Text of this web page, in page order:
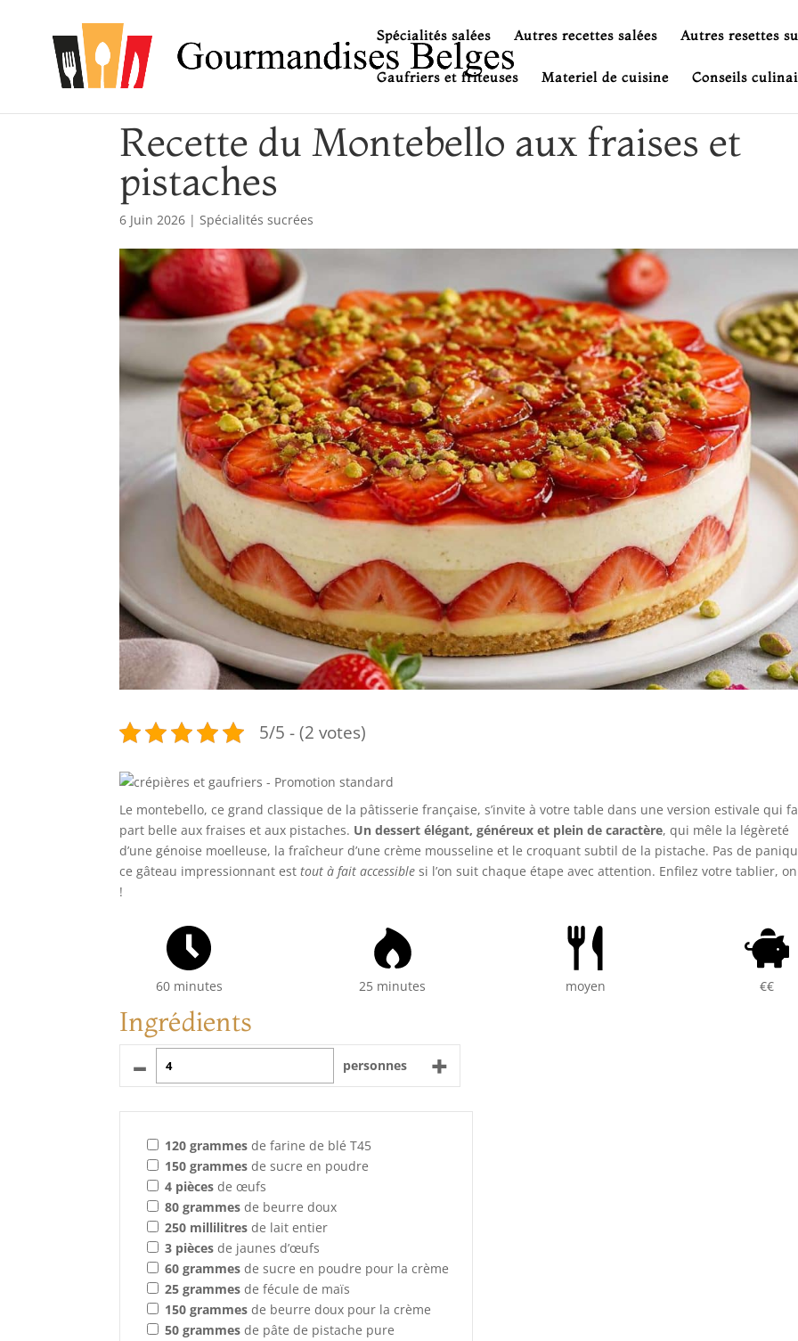
Spécialités salées Autres recettes salées Autres resettes
Gaufriers et friteuses Materiel de cuisine Conseils
Recette du Montebello aux fraises et
pistaches
6 Juin 2026 |Spécialités sucrées
5/5 - (2 votes)
Le montebello, ce grand classique de la pâtisserie française, s’invite à votre table dans une version estivale qui
part belle aux fraises et aux pistaches. Un dessert élégant, généreux et plein de caractère, qui mêle la légèreté
d’une génoise moelleuse, la fraîcheur d’une crème mousseline et le croquant subtil de la pistache. Pas de
ce gâteau impressionnant esttout à fait accessible si l’on suit chaque étape avec attention. Enfilez votre tablier,
!
60 minutes 25 minutes moyen €€
Ingrédients
– personnes +
120 grammes de farine de blé T45
150 grammes de sucre en poudre
4 pièces de œufs
80 grammes de beurre doux
250 millilitres de lait entier
3 pièces de jaunes d’œufs
60 grammes de sucre en poudre pour la crème
25 grammes de fécule de maïs
150 grammes de beurre doux pour la crème
50 grammes de pâte de pistache pure